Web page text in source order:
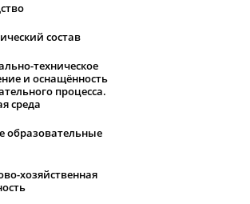
состав
техническое
и оснащённость
процесса.
среда
образовательные
хозяйственная